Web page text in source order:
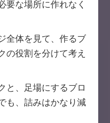
要な場所に作れなく
全体を見て、作るブ
の役割を分けて考え
と、足場にするブロ
も、詰みはかなり減